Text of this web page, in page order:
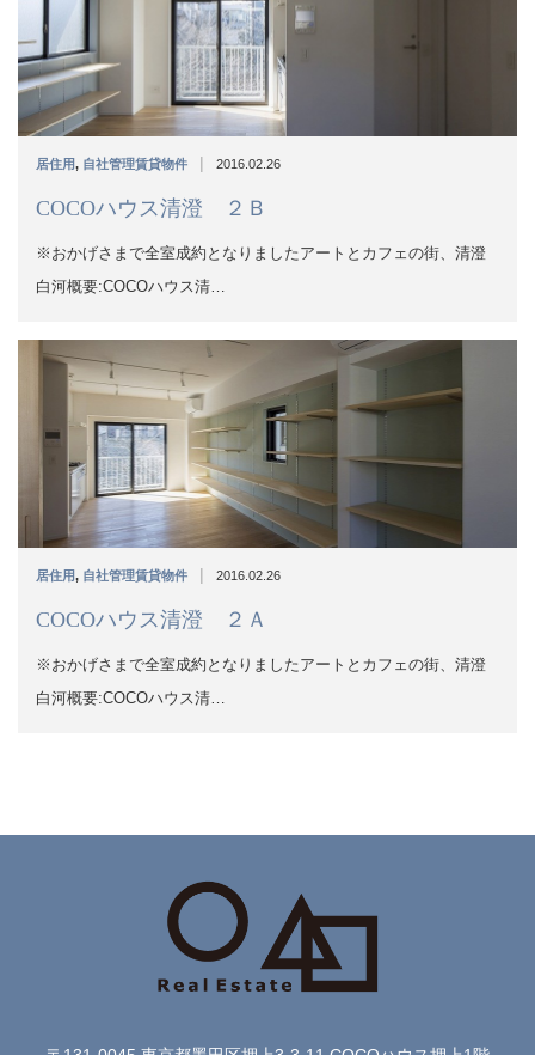
居住用, 自社管理賃貸物件 | 2016.02.26
COCOハウス清澄 ２Ｂ
※おかげさまで全室成約となりましたアートとカフェの街、清澄
白河概要:COCOハウス清…
居住用, 自社管理賃貸物件 | 2016.02.26
COCOハウス清澄 ２Ａ
※おかげさまで全室成約となりましたアートとカフェの街、清澄
白河概要:COCOハウス清…